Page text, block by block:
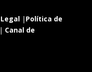
| Política de
| Canal de